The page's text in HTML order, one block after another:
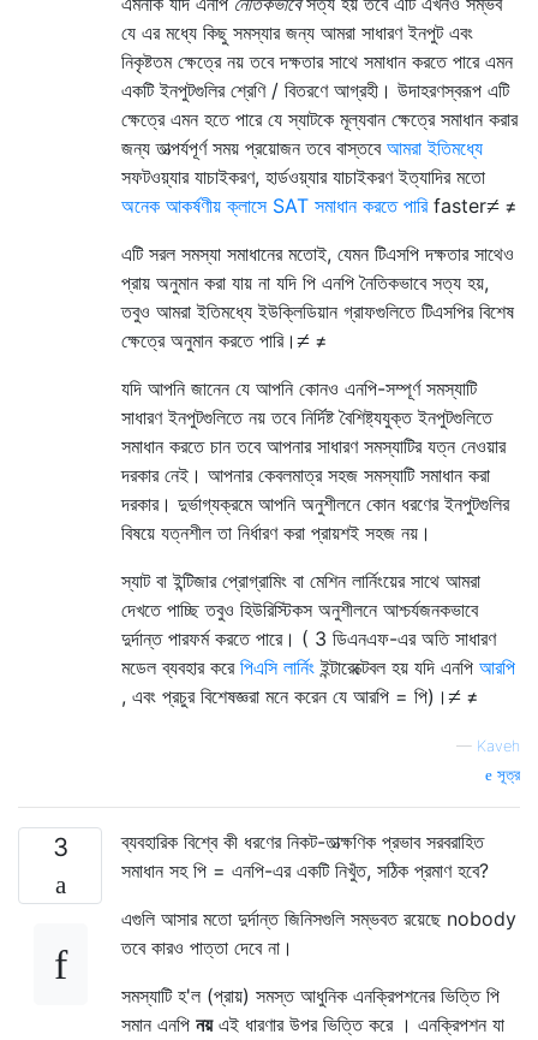
যে এর মধ্যে কিছু সমস্যার জন্য আমরা সাধারণ ইনপুট এবং
নিকৃষ্টতম ক্ষেত্রে নয় তবে দক্ষতার সাথে সমাধান করতে পারে এমন
একটি ইনপুটগুলির শ্রেণি / বিতরণে আগ্রহী। উদাহরণস্বরূপ এটি
ক্ষেত্রে এমন হতে পারে যে স্যাটকে মূল্যবান ক্ষেত্রে সমাধান করার
জন্য তাত্পর্যপূর্ণ সময় প্রয়োজন তবে বাস্তবে আমরা ইতিমধ্যে
সফটওয়্যার যাচাইকরণ, হার্ডওয়্যার যাচাইকরণ ইত্যাদির মতো
অনেক আকর্ষণীয় ক্লাসে SAT সমাধান করতে পারিfaster≠ ≠
এটি সরল সমস্যা সমাধানের মতোই, যেমন টিএসপি দক্ষতার সাথেও
প্রায় অনুমান করা যায় না যদি পি এনপি নৈতিকভাবে সত্য হয়,
তবুও আমরা ইতিমধ্যে ইউক্লিডিয়ান গ্রাফগুলিতে টিএসপির বিশেষ
ক্ষেত্রে অনুমান করতে পারি। ≠ ≠
যদি আপনি জানেন যে আপনি কোনও এনপি-সম্পূর্ণ সমস্যাটি
সাধারণ ইনপুটগুলিতে নয় তবে নির্দিষ্ট বৈশিষ্ট্যযুক্ত ইনপুটগুলিতে
সমাধান করতে চান তবে আপনার সাধারণ সমস্যাটির যত্ন নেওয়ার
দরকার নেই। আপনার কেবলমাত্র সহজ সমস্যাটি সমাধান করা
দরকার। দুর্ভাগ্যক্রমে আপনি অনুশীলনে কোন ধরণের ইনপুটগুলির
বিষয়ে যত্নশীল তা নির্ধারণ করা প্রায়শই সহজ নয়।
স্যাট বা ইন্টিজার প্রোগ্রামিং বা মেশিন লার্নিংয়ের সাথে আমরা
দেখতে পাচ্ছি তবুও হিউরিস্টিকস অনুশীলনে আশ্চর্যজনকভাবে
দুর্দান্ত পারফর্ম করতে পারে। ( 3 ডিএনএফ-এর অতি সাধারণ
মডেল ব্যবহার করে পিএসি লার্নিং ইন্টারেক্টেবল হয় যদি এনপি আরপি
, এবং প্রচুর বিশেষজ্ঞরা মনে করেন যে আরপি = পি)। ≠ ≠
— Kaveh
সূত্র
3
ব্যবহারিক বিশ্বে কী ধরণের নিকট-তাত্ক্ষণিক প্রভাব সরবরাহিত
সমাধান সহ পি = এনপি-এর একটি নিখুঁত, সঠিক প্রমাণ হবে?
এগুলি আসার মতো দুর্দান্ত জিনিসগুলি সম্ভবত রয়েছে nobody
তবে কারও পাত্তা দেবে না।
সমস্যাটি হ'ল (প্রায়) সমস্ত আধুনিক এনক্রিপশনের ভিত্তি পি
সমান এনপি নয়এই ধারণার উপর ভিত্তি করে । এনক্রিপশন যা